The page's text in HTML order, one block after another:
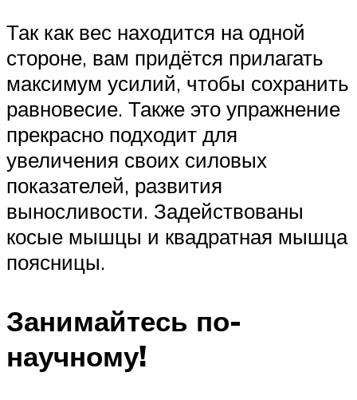
Так как вес находится на одной
стороне, вам придётся прилагать
максимум усилий, чтобы сохранить
равновесие. Также это упражнение
прекрасно подходит для
увеличения своих силовых
показателей, развития
выносливости. Задействованы
косые мышцы и квадратная мышца
поясницы.
Занимайтесь по-
научному!